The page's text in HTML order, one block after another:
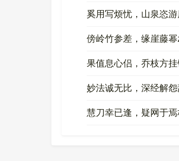
奚用写烦忧，山泉恣
傍岭竹参差，缘崖藤
果值息心侣，乔枝方
妙法诚无比，深经解
慧刀幸已逢，疑网于